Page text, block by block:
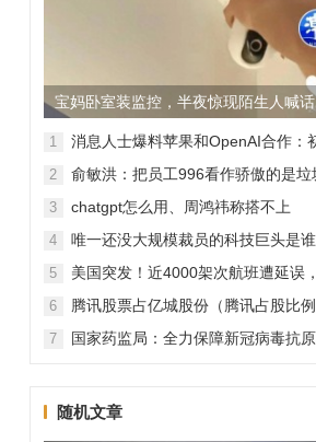
宝妈卧室装监控，半夜惊现陌生人喊话
警方已介入调查
1
消息人士爆料苹果和OpenAI合作：
无现金交易、未来探索分成佣金
2
俞敏洪：把员工996看作骄傲的是垃
司，建议24节气都放假
3
chatgpt怎么用、周鸿祎称搭不上
ChatGPT企业会被淘汰
4
唯一还没大规模裁员的科技巨头是谁
苹果还能扛多久？
5
美国突发！近4000架次航班遭延误，
2000架次航班被取消
6
腾讯股票占亿城股份（腾讯占股比
怎样的？）
7
国家药监局：全力保障新冠病毒抗
随机文章